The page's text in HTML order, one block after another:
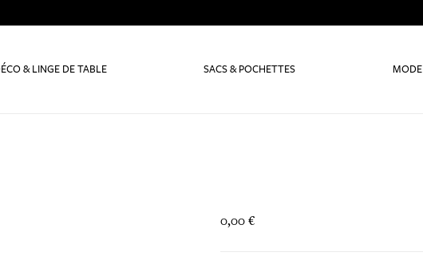
& LINGE DE TABLE SACS & POCHETTES MODE
0,00 €